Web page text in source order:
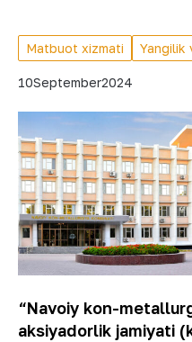
Matbuot xizmati Yangilik
10September2024
“Navoiy kon-
aksiyadorlik jamiyati